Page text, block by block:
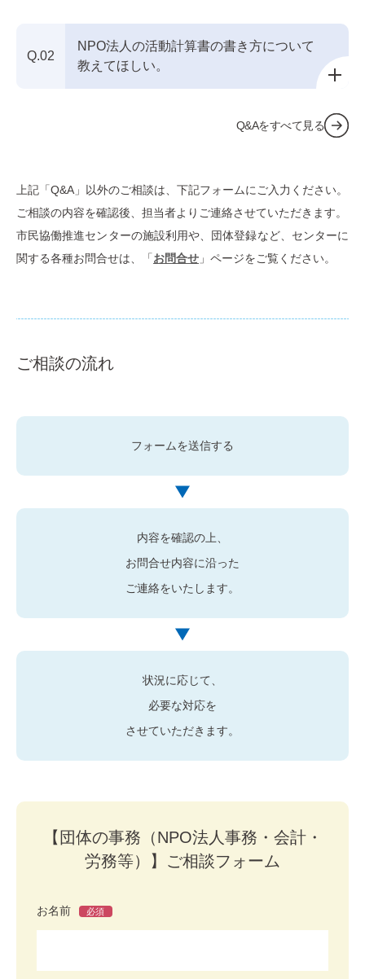
Q.02
NPO法人の活動計算書の書き方について
教えてほしい。
Q&Aをすべて見る
上記「Q&A」以外のご相談は、下記フォームにご⼊⼒ください。
ご相談の内容を確認後、担当者よりご連絡させていただきます。
市⺠協働推進センターの施設利⽤や、団体登録など、センターに
関する各種お問合せは、「お問合せ 」ページをご覧ください。
ご相談の流れ
フォームを送信する
内容を確認の上、
お問合せ内容に沿った
ご連絡をいたします。
状況に応じて、
必要な対応を
させていただきます。
【団体の事務（NPO法人事務・会計・
労務等）】ご相談フォーム
お名前 必須